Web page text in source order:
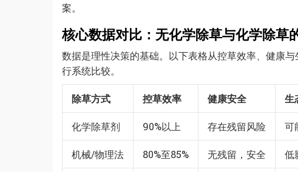
案。
核心数据对比：无化学除草与化学除草
数据是理性决策的基础。以下表格从控草效率、健康
行系统比较。
除草方式 控草效率 健康安全 生
化学除草剂 90%以上 存在残留风险 可
机械/物理法 80%至85% 无残留，安全 低